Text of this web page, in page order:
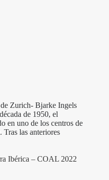
Zurich- Bjarke Ingels
de 1950, el
en uno de los centros de
Tras las anteriores
Ibérica – COAL 2022